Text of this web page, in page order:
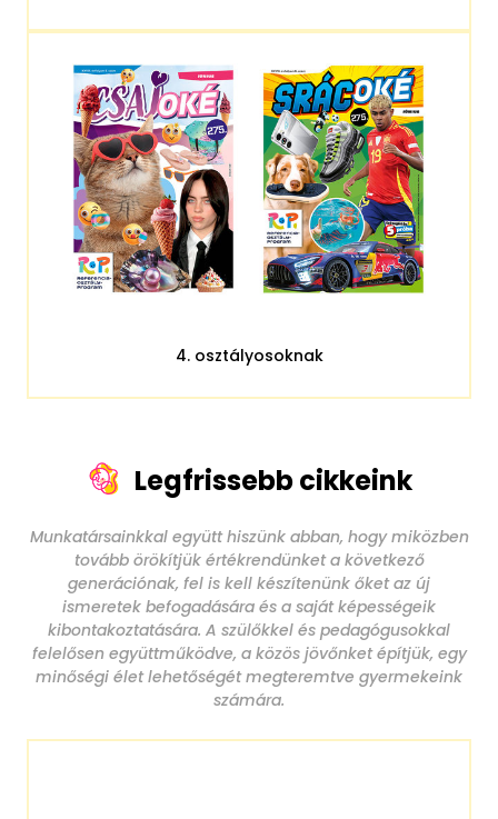
4. osztályosoknak
Legfrissebb cikkeink
Munkatársainkkal együtt hiszünk abban, hogy miközben
tovább örökítjük értékrendünket a következő
generációnak, fel is kell készítenünk őket az új
ismeretek befogadására és a saját képességeik
kibontakoztatására. A szülőkkel és pedagógusokkal
felelősen együttműködve, a közös jövőnket építjük, egy
minőségi élet lehetőségét megteremtve gyermekeink
számára.